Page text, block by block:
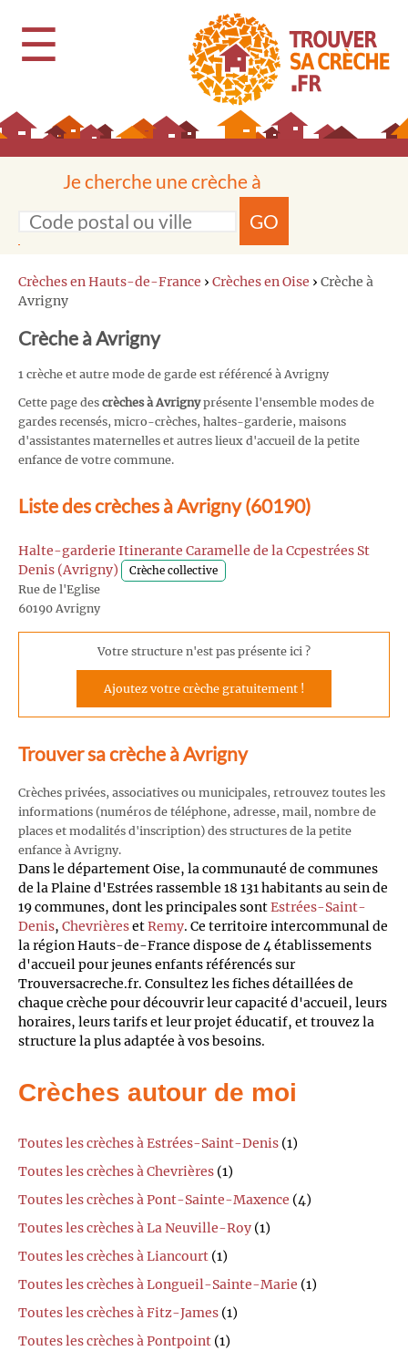
☰
Je cherche une crèche à
GO
Crèches en Hauts-de-France › Crèches en Oise › Crèche à
Avrigny
Crèche à Avrigny
1 crèche et autre mode de garde est référencé à Avrigny
Cette page des crèches à Avrignyprésente l'ensemble modes de
gardes recensés, micro-crèches, haltes-garderie, maisons
d'assistantes maternelles et autres lieux d'accueil de la petite
enfance de votre commune.
Liste des crèches à Avrigny (60190)
Halte-garderie Itinerante Caramelle de la Ccpestrées St
Denis (Avrigny)
Crèche collective
Rue de l'Eglise
60190 Avrigny
Votre structure n'est pas présente ici ?
Ajoutez votre crèche gratuitement !
Trouver sa crèche à Avrigny
Crèches privées, associatives ou municipales, retrouvez toutes les
informations (numéros de téléphone, adresse, mail, nombre de
places et modalités d'inscription) des structures de la petite
enfance à Avrigny.
Dans le département Oise, la communauté de communes
de la Plaine d'Estrées rassemble 18 131 habitants au sein de
19 communes, dont les principales sontEstrées-Saint-
Denis, ChevrièresetRemy. Ce territoire intercommunal de
la région Hauts-de-France dispose de 4 établissements
d'accueil pour jeunes enfants référencés sur
Trouversacreche.fr. Consultez les fiches détaillées de
chaque crèche pour découvrir leur capacité d'accueil, leurs
horaires, leurs tarifs et leur projet éducatif, et trouvez la
structure la plus adaptée à vos besoins.
Crèches autour de moi
Toutes les crèches à Estrées-Saint-Denis (1)
Toutes les crèches à Chevrières (1)
Toutes les crèches à Pont-Sainte-Maxence (4)
Toutes les crèches à La Neuville-Roy (1)
Toutes les crèches à Liancourt (1)
Toutes les crèches à Longueil-Sainte-Marie (1)
Toutes les crèches à Fitz-James (1)
Toutes les crèches à Pontpoint (1)